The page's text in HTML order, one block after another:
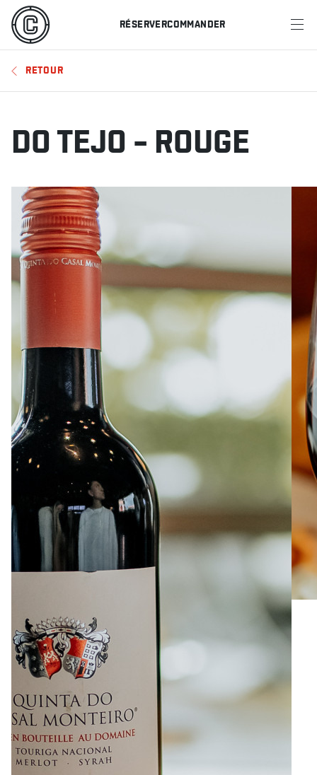
RÉSERVERCOMMANDER
MENU
RESTAURANTS
OFFRES ET PROMOTIONS
HORAIRE DES SPORTS
RÉSERVER
COMMANDER
À PROPOS EMPLOIS EN ÉPICERIE
TRAITEUR ÉVÉNEMENTIEL
DONNER VOTRE OPINION
RETOUR
DO TEJO – ROUGE